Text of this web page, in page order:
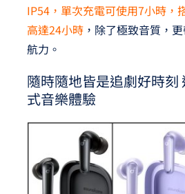
IP54，單次充電可使用7小時，
高達24小時，除了極致音質，
航力。
隨時隨地皆是追劇好時刻
式音樂體驗